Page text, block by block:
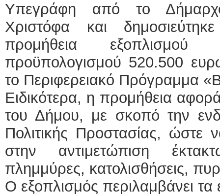
Υπεγράφη από το
Χριστόφα και
προμήθεια εξοπλισμού
προϋπολογισμού 520.500
το Περιφερειακό Πρόγραμμα
Ειδικότερα, η προμήθεια
του Δήμου, με σκοπό την
Πολιτικής Προστασίας, ώστε
στην αντιμετώπιση
πλημμύρες, κατολισθήσεις,
Ο εξοπλισμός περιλαμβάνει